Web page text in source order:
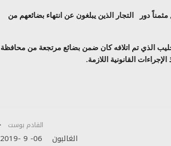
دور التجار الذين يبلغون عن انتهاء بضائعهم من
الذي تم اتلافه كان ضمن بضائع مرتجعة من محافظة
القانونية اللازمة.
القادم بوست
الغالبون 06- 9 -2019م